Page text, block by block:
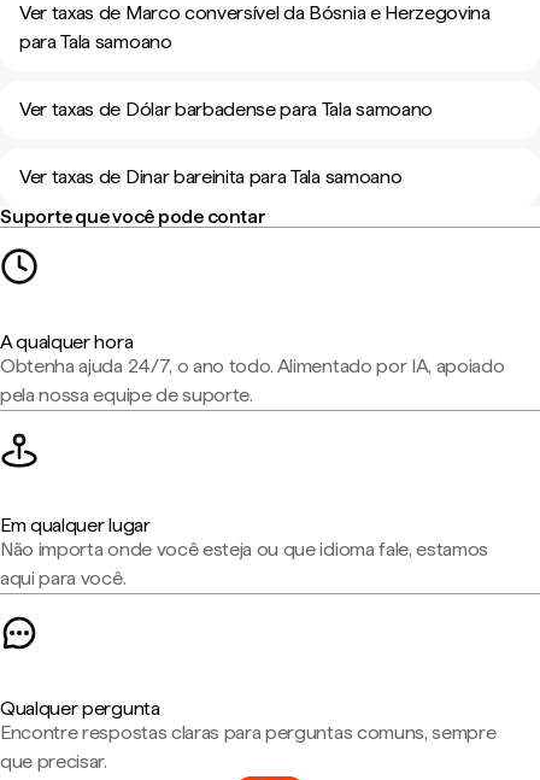
Ver taxas de Marco conversível da Bósnia e Herzegovina
para Tala samoano
Ver taxas de Dólar barbadense para Tala samoano
Ver taxas de Dinar bareinita para Tala samoano
Suporte que você pode contar
A qualquer hora
Obtenha ajuda 24/7, o ano todo. Alimentado por IA, apoiado
pela nossa equipe de suporte.
Em qualquer lugar
Não importa onde você esteja ou que idioma fale, estamos
aqui para você.
Qualquer pergunta
Encontre respostas claras para perguntas comuns, sempre
que precisar.